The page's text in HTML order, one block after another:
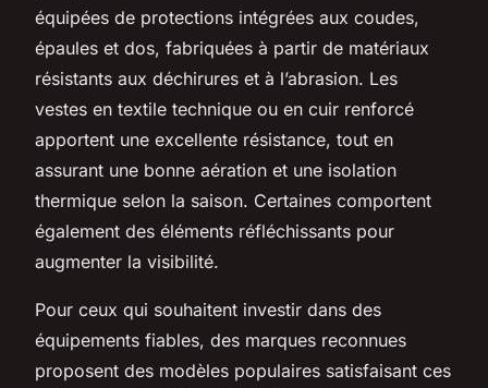
équipées de protections intégrées aux coudes,
épaules et dos, fabriquées à partir de matériaux
résistants aux déchirures et à l’abrasion. Les
vestes en textile technique ou en cuir renforcé
apportent une excellente résistance, tout en
assurant une bonne aération et une isolation
thermique selon la saison. Certaines comportent
également des éléments réfléchissants pour
augmenter la visibilité.
Pour ceux qui souhaitent investir dans des
équipements fiables, des marques reconnues
proposent des modèles populaires satisfaisant ces